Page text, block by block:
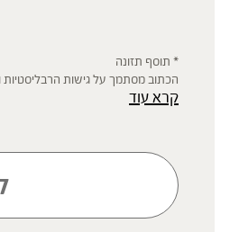
* תוסף תזונה
הכתוב מסתמך על גישות הרבליסטיות
רפואית מוסמכת ואינו מיועד להנחות
'צמחי מרפא' מתייחס להגדרה
קרא עוד